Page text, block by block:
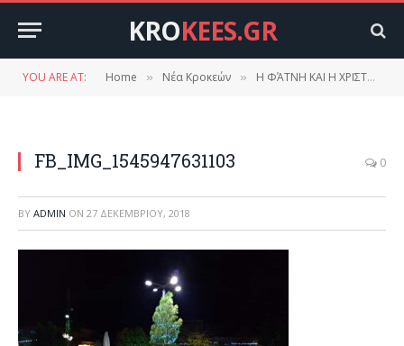
KROKEES.GR
YOU ARE AT: Home » Νέα Κροκεών » Η ΦΆΤΝΗ ΚΑΙ Η ΧΡΙΣΤΟΥΓΕΝΝΙΆΤΙΚΗ ΑΤΜΌΣΦΑΙΡΑ ΣΤΗΝ ΠΛΑΤΕΊΑ ΚΡΟΚΕΏΝ
FB_IMG_1545947631103 0
BY ADMIN ON 27 ΔΕΚΕΜΒΡΊΟΥ, 2018